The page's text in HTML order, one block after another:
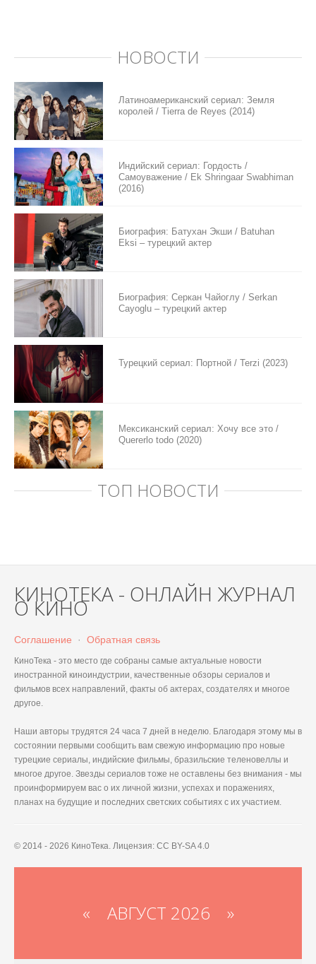
НОВОСТИ
Латиноамериканский сериал: Земля
королей / Tierra de Reyes (2014)
Индийский сериал: Гордость /
Самоуважение / Ek Shringaar Swabhiman
(2016)
Биография: Батухан Экши / Batuhan
Eksi – турецкий актер
Биография: Серкан Чайоглу / Serkan
Cayoglu – турецкий актер
Турецкий сериал: Портной / Terzi (2023)
Мексиканский сериал: Хочу все это /
Quererlo todo (2020)
ТОП НОВОСТИ
КИНОТЕКА - ОНЛАЙН ЖУРНАЛ
О КИНО
Соглашение · Обратная связь
КиноТека - это место где собраны самые актуальные новости
иностранной киноиндустрии, качественные обзоры сериалов и
фильмов всех направлений, факты об актерах, создателях и многое
другое.
Наши авторы трудятся 24 часа 7 дней в неделю. Благодаря этому мы в
состоянии первыми сообщить вам свежую информацию про новые
турецкие сериалы, индийские фильмы, бразильские теленовеллы и
многое другое. Звезды сериалов тоже не оставлены без внимания - мы
проинформируем вас о их личной жизни, успехах и поражениях,
планах на будущие и последних светских событиях с их участием.
© 2014 - 2026 КиноТека. Лицензия: CC BY-SA 4.0
« АВГУСТ 2026 »